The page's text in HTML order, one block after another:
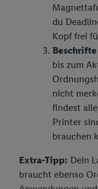
du
Kopf frei
bis zum
nicht
findest
Printer
brauchen
Extra-Tipp: Dein
braucht ebenso